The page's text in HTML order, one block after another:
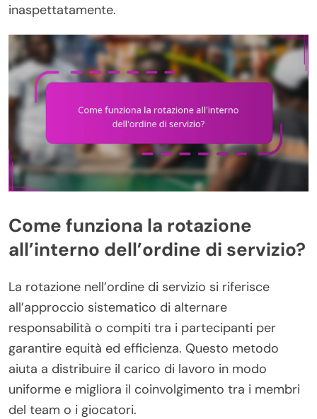
inaspettatamente.
Come funziona la rotazione
all’interno dell’ordine di servizio?
La rotazione nell’ordine di servizio si riferisce
all’approccio sistematico di alternare
responsabilità o compiti tra i partecipanti per
garantire equità ed efficienza. Questo metodo
aiuta a distribuire il carico di lavoro in modo
uniforme e migliora il coinvolgimento tra i membri
del team o i giocatori.